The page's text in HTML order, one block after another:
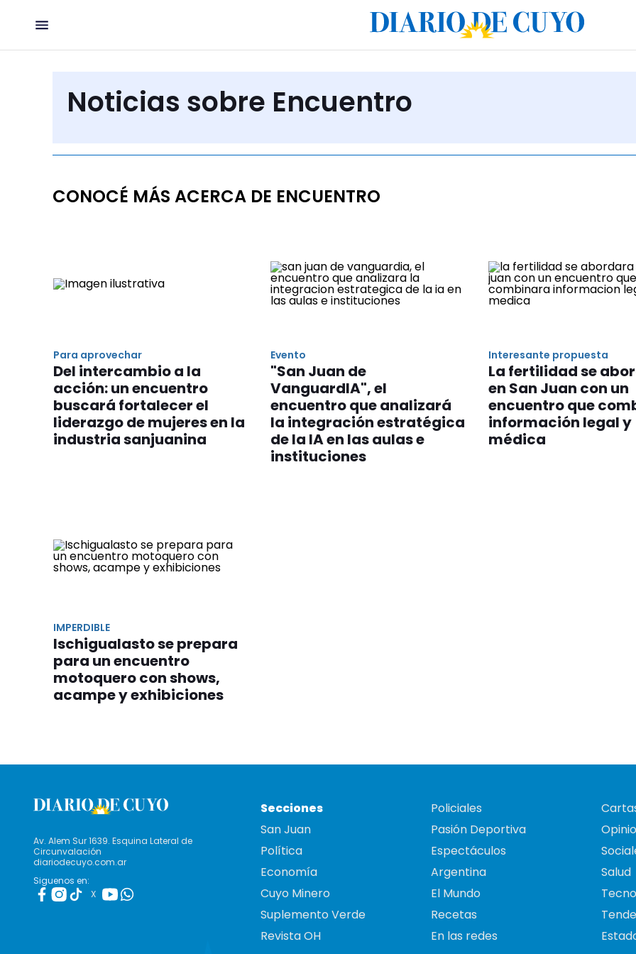
Noticias sobre Encuentro
CONOCÉ MÁS ACERCA DE ENCUENTRO
Para aprovechar
Del intercambio a la
acción: un encuentro
buscará fortalecer el
liderazgo de mujeres en la
industria sanjuanina
Evento
"San Juan de
VanguardIA", el
encuentro que analizará
la integración estratégica
de la IA en las aulas e
instituciones
Interesante propuesta
La fertilidad se
en San Juan con un
encuentro que
información legal y
médica
IMPERDIBLE
Ischigualasto se prepara
para un encuentro
motoquero con shows,
acampe y exhibiciones
Av. Alem Sur 1639. Esquina Lateral de
Circunvalación
diariodecuyo.com.ar
Siguenos en:
X
Secciones
San Juan
Política
Economía
Cuyo Minero
Suplemento Verde
Revista OH
Policiales
Pasión Deportiva
Espectáculos
Argentina
El Mundo
Recetas
En las redes
Salud